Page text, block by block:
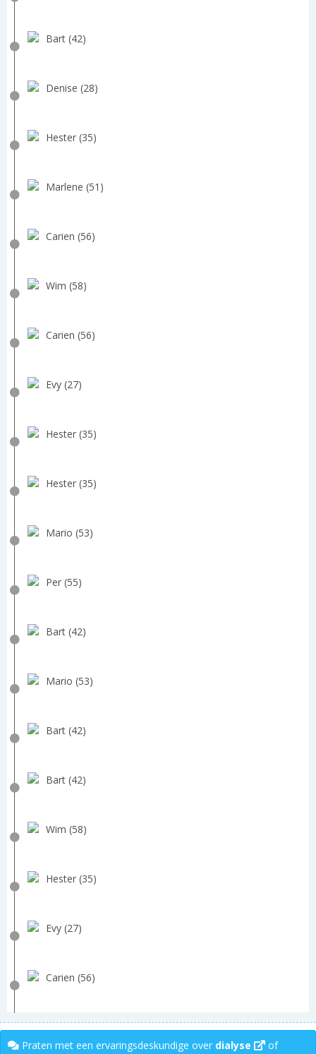
Bart (42)
Denise (28)
Hester (35)
Marlene (51)
Carien (56)
Wim (58)
Carien (56)
Evy (27)
Hester (35)
Hester (35)
Mario (53)
Per (55)
Bart (42)
Mario (53)
Bart (42)
Bart (42)
Wim (58)
Hester (35)
Evy (27)
Carien (56)
Praten met een ervaringsdeskundige over dialyse of